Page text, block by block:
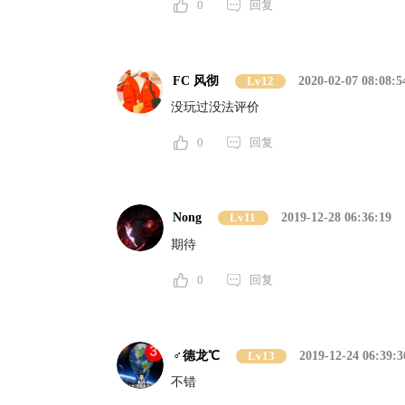
0 回复
FC 风彻 Lv12
2020-02-07
没玩过没法评价
0 回复
Nong Lv11
2019-12-28 06:36:19
期待
0 回复
♂德龙℃ Lv13
2019-12-24
不错